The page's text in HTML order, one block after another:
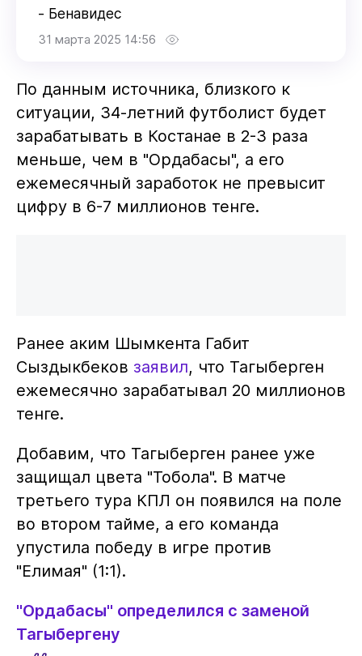
- Бенавидес
31 марта 2025 14:56
По данным источника, близкого к
ситуации, 34-летний футболист будет
зарабатывать в Костанае в 2-3 раза
меньше, чем в "Ордабасы", а его
ежемесячный заработок не превысит
цифру в 6-7 миллионов тенге.
Ранее аким Шымкента Габит
Сыздыкбеков заявил, что Тагыберген
ежемесячно зарабатывал 20 миллионов
тенге.
Добавим, что Тагыберген ранее уже
защищал цвета "Тобола". В матче
третьего тура КПЛ он появился на поле
во втором тайме, а его команда
упустила победу в игре против
"Елимая" (1:1).
"Ордабасы" определился с заменой
Тагыбергену